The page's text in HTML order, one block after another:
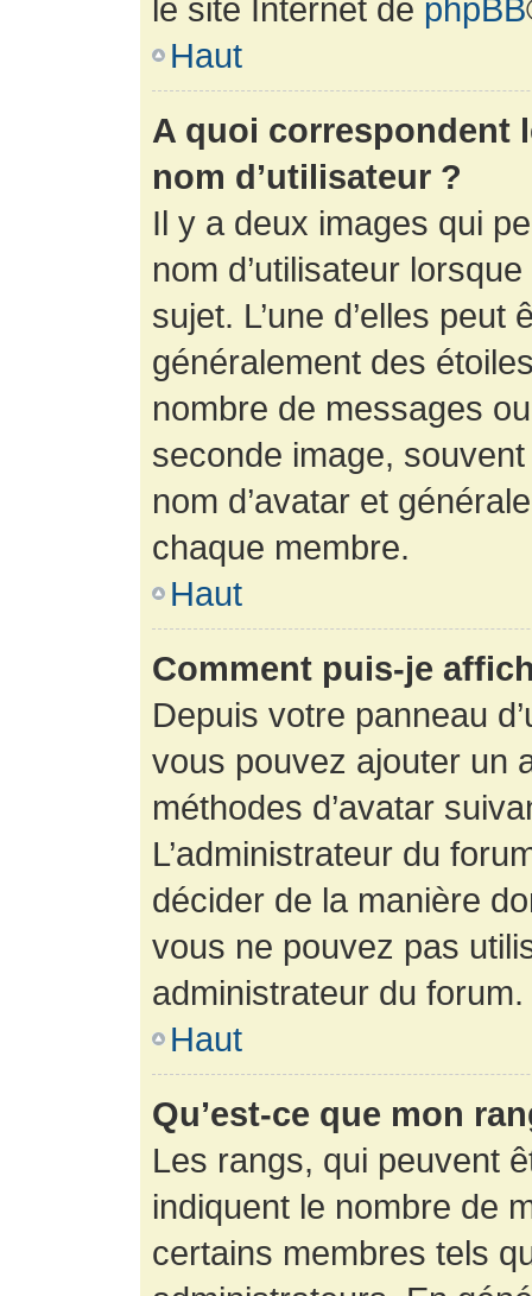
le site Internet de phpBB
Haut
A quoi correspondent
nom d’utilisateur ?
Il y a deux images qui
nom d’utilisateur
sujet. L’une d’elles
généralement des
nombre de messages
seconde image,
nom d’avatar et
chaque membre.
Haut
Comment puis-je
Depuis votre panneau
vous pouvez ajouter un
méthodes d’avatar
L’administrateur du
décider de la manière
vous ne pouvez pas
administrateur du forum.
Haut
Qu’est-ce que mon
Les rangs, qui peuvent
indiquent le nombre de
certains membres tels